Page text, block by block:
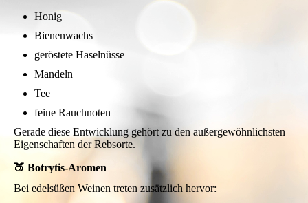
Honig
Bienenwachs
geröstete Haselnüsse
Mandeln
Tee
feine Rauchnoten
Gerade diese Entwicklung gehört zu den außergewöhnlichsten
Eigenschaften der Rebsorte.
🍑 Botrytis-Aromen
Bei edelsüßen Weinen treten zusätzlich hervor: